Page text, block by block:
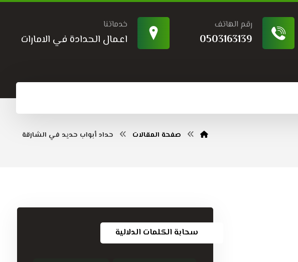
خدماتنا
اعمال الحدادة في الامارات
رقم الهاتف
0503163139
صفحة المقالات حداد أبواب حديد في الشارقة
سحابة الكلمات الدلالية